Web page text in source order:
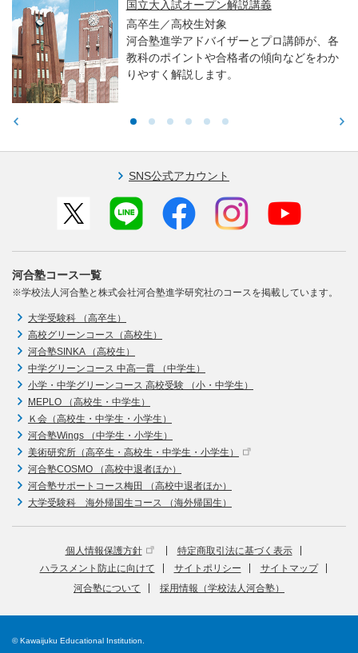
国立大入試オープン解説講義
高卒生／高校生対象
河合塾進学アドバイザーとプロ講師が、各
教科のポイントや合格者の傾向などをわか
りやすく解説します。
SNS公式アカウント
河合塾コース一覧
※学校法人河合塾と株式会社河合塾進学研究社のコースを掲載しています。
大学受験科 （高卒生）
高校グリーンコース（高校生）
河合塾SINKA （高校生）
中学グリーンコース 中高一貫 （中学生）
小学・中学グリーンコース 高校受験 （小・中学生）
MEPLO （高校生・中学生）
Ｋ会（高校生・中学生・小学生）
河合塾Wings （中学生・小学生）
美術研究所（高卒生・高校生・中学生・小学生）
河合塾COSMO （高校中退者ほか）
河合塾サポートコース梅田 （高校中退者ほか）
大学受験科 海外帰国生コース （海外帰国生）
個人情報保護方針
特定商取引法に基づく表示
ハラスメント防止に向けて
サイトポリシー
サイトマップ
河合塾について
採用情報（学校法人河合塾）
© Kawaijuku Educational Institution.